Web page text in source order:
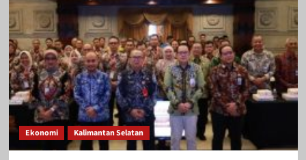
Ekonomi Kalimantan Selatan